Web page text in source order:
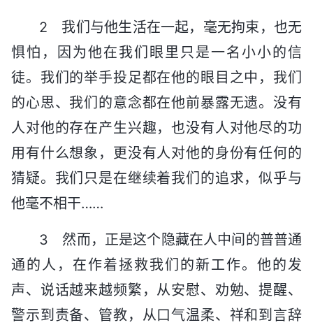
2 我们与他生活在一起，毫无拘束，也无
惧怕，因为他在我们眼里只是一名小小的信
徒。我们的举手投足都在他的眼目之中，我们
的心思、我们的意念都在他前暴露无遗。没有
人对他的存在产生兴趣，也没有人对他尽的功
用有什么想象，更没有人对他的身份有任何的
猜疑。我们只是在继续着我们的追求，似乎与
他毫不相干……
3 然而，正是这个隐藏在人中间的普普通
通的人，在作着拯救我们的新工作。他的发
声、说话越来越频繁，从安慰、劝勉、提醒、
警示到责备、管教，从口气温柔、祥和到言辞